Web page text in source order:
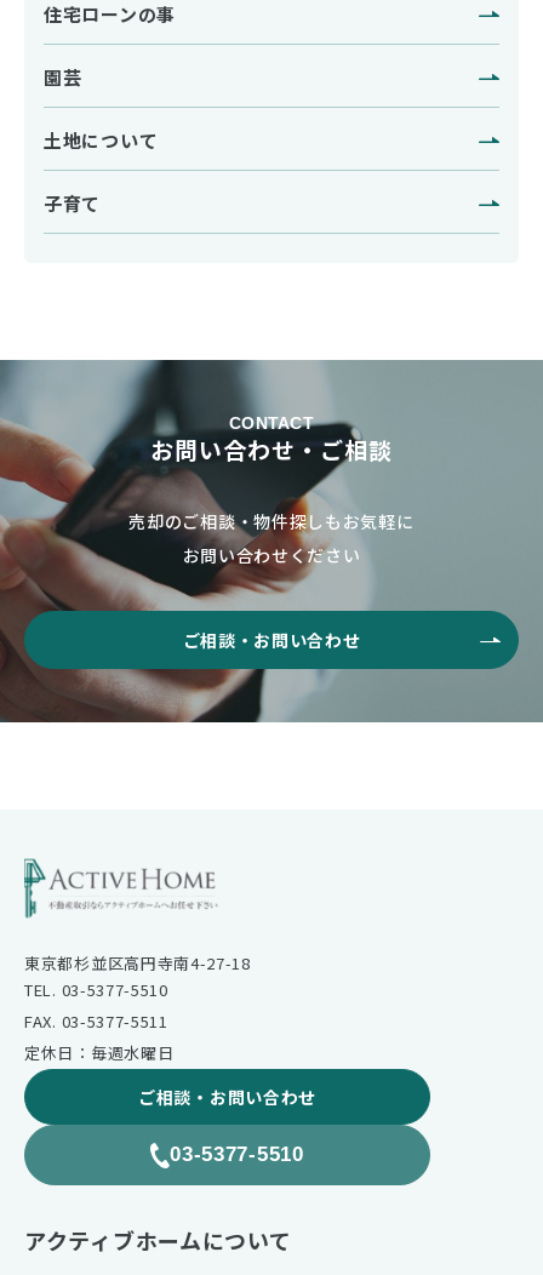
住宅ローンの事
園芸
土地について
子育て
CONTACT
お問い合わせ・ご相談
売却のご相談・物件探しもお気軽に
お問い合わせください
ご相談・お問い合わせ
東京都杉並区高円寺南4-27-18
TEL. 03-5377-5510
FAX. 03-5377-5511
定休日：毎週水曜日
ご相談・お問い合わせ
03-5377-5510
アクティブホームについて